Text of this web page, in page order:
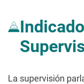
La supervisión